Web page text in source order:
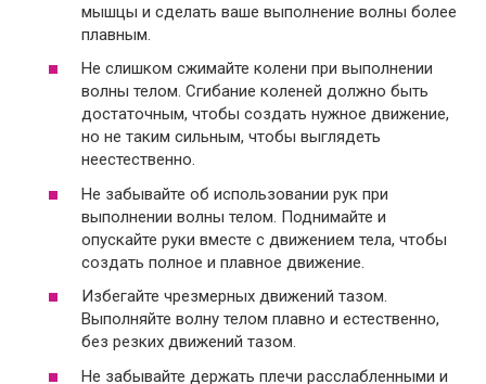
мышцы и сделать ваше выполнение волны более
плавным.
Не слишком сжимайте колени при выполнении
волны телом. Сгибание коленей должно быть
достаточным, чтобы создать нужное движение,
но не таким сильным, чтобы выглядеть
неестественно.
Не забывайте об использовании рук при
выполнении волны телом. Поднимайте и
опускайте руки вместе с движением тела, чтобы
создать полное и плавное движение.
Избегайте чрезмерных движений тазом.
Выполняйте волну телом плавно и естественно,
без резких движений тазом.
Не забывайте держать плечи расслабленными и